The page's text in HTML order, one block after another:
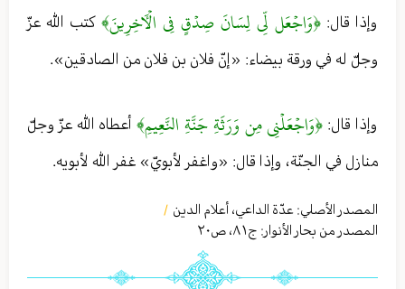
وإذا قال: ﴿وَاجۡعَل لِّي لِسَانَ صِدۡقٍ فِي الۡأٓخِرِينَ﴾ كتب الله عزّ
وجلّ له في ورقة بيضاء: «إنّ فلان بن فلان من الصادقين».
وإذا قال: ﴿وَاجۡعَلۡنِي مِن وَرَثَةِ جَنَّةِ النَّعِيمِ﴾أعطاه الله عزّ وجلّ
منازل في الجنّة، وإذا قال: «واغفر لأبويّ» غفر الله لأبويه.
المصدر الأصلي: عدّة الداعي، أعلام الدين /
المصدر من بحار الأنوار: ج٨١، ص٢٠